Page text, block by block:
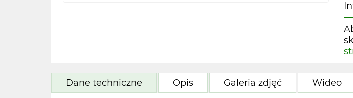
Dane techniczne Opis Galeria zdjęć Wideo